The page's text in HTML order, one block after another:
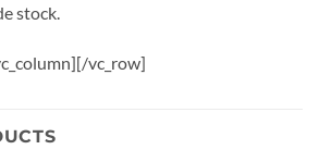
stock.
vc_row]